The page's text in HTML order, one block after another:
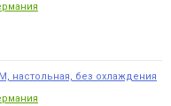
настольная, без охлаждения